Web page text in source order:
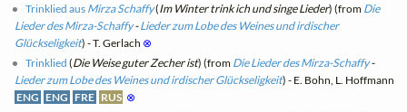
Trinklied aus Mirza Schaffy(Im Winter trink ich und singe Lieder) (from Die
Lieder des Mirza-Schaffy-Lieder zum Lobe des Weines und irdischer
Glückseligkeit) - T. Gerlach ⊗
Trinklied (Die Weise guter Zecher ist) (from Die Lieder des Mirza-Schaffy-
Lieder zum Lobe des Weines und irdischer Glückseligkeit) - E. Bohn, L. Hoffmann
ENG ENG FRE RUS ⊗